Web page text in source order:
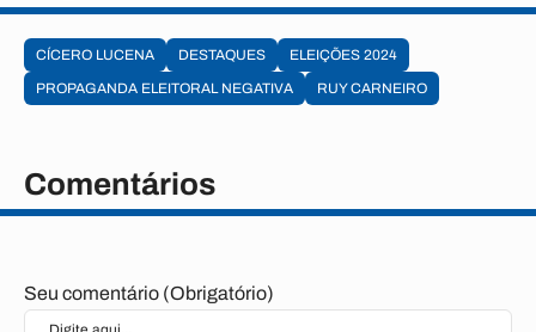
CÍCERO LUCENA DESTAQUES
ELEIÇÕES 2024
PROPAGANDA ELEITORAL NEGATIVA
RUY CARNEIRO
Comentários
Seu comentário (Obrigatório)